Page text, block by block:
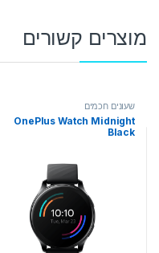
מוצרים קשורים
שעונים חכמים
OnePlus Watch Midnight
Black